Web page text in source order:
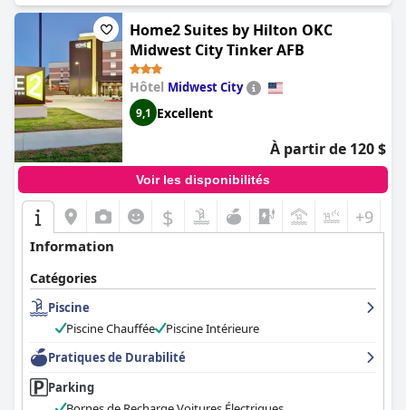
Home2 Suites by Hilton OKC
Midwest City Tinker AFB
Hôtel Midwest City
9,1 Excellent
À partir de 120 $
Voir les disponibilités
$ +9
Information
Catégories
Piscine
Piscine Chauffée
Piscine Intérieure
Pratiques de Durabilité
Parking